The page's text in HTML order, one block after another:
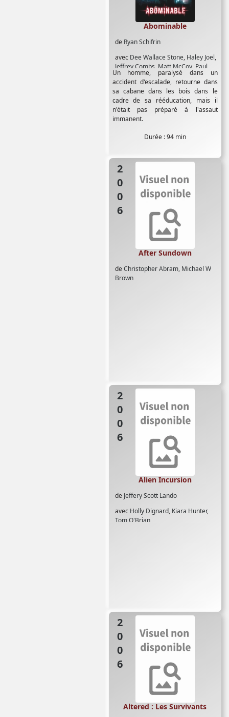
de Ryan Schifrin
avec Dee Wallace Stone, Haley Joel,
Jeffrey Combs Matt McCoy, Paul
Gleason,Tiffany Shepis
Abominable
Un homme, paralysé dans un
accident d'escalade, retourne dans
sa cabane dans les bois dans le
cadre de sa rééducation, mais il
n'était pas préparé à l'assaut
immanent.
Durée : 94 min
2006
deChristopher Abram, Michael W
Brown
After Sundown
2006
de Jeffery Scott Lando
avec Holly Dignard, Kiara Hunter,
Tom O'Brian
Alien Incursion
2006
Altered : Les Survivants